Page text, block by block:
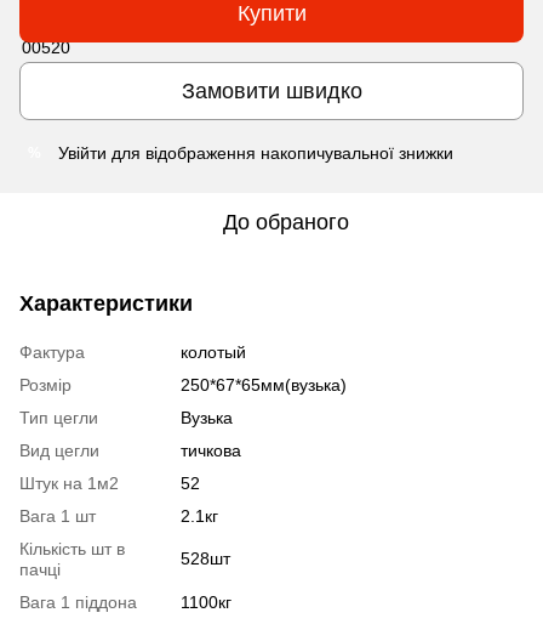
Купити
Замовити швидко
Увійти для відображення накопичувальної знижки
До обраного
Характеристики
Фактура
колотый
Розмір
250*67*65мм(вузька)
Тип цегли
Вузька
Вид цегли
тичкова
Штук на 1м2
52
Вага 1 шт
2.1кг
Кількість шт в
пачці
528шт
Вага 1 піддона
1100кг